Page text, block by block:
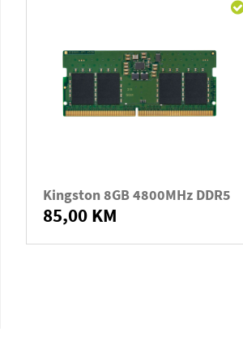
Kingston 8GB 4800MHz DDR5
85,00 KM